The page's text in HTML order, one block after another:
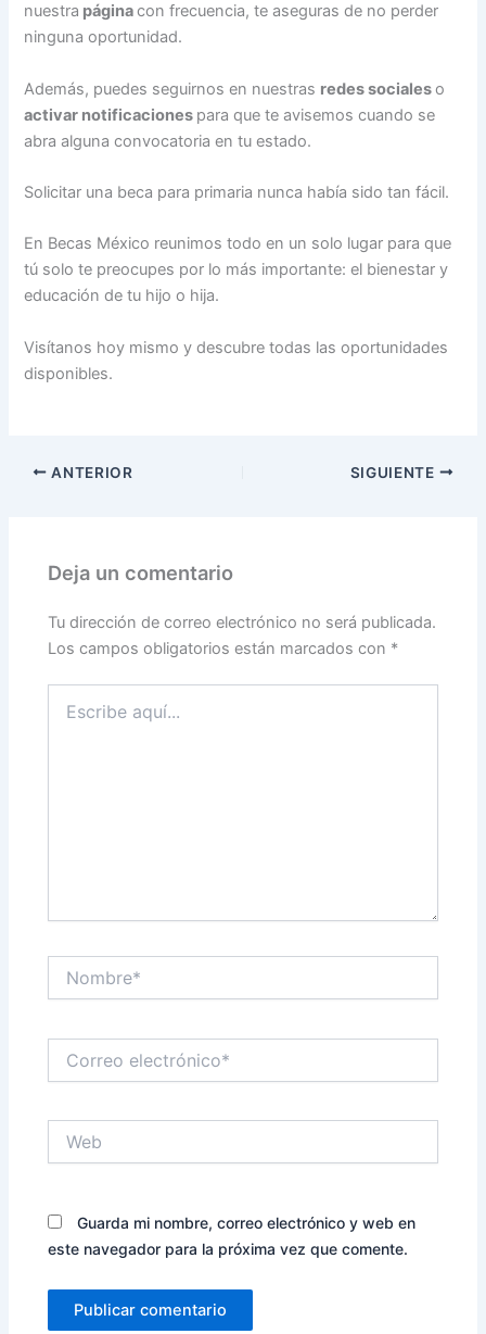
nuestra páginacon frecuencia, te aseguras de no perder
ninguna oportunidad.
Además, puedes seguirnos en nuestras redes socialeso
activar notificaciones para que te avisemos cuando se
abra alguna convocatoria en tu estado.
Solicitar una beca para primaria nunca había sido tan fácil.
En Becas México reunimos todo en un solo lugar para que
tú solo te preocupes por lo más importante: el bienestar y
educación de tu hijo o hija.
Visítanos hoy mismo y descubre todas las oportunidades
disponibles.
ANTERIOR SIGUIENTE
Deja un comentario
Tu dirección de correo electrónico no será publicada.
Los campos obligatorios están marcados con *
aquí...
electrónico*
Guarda mi nombre, correo electrónico y web en
este navegador para la próxima vez que comente.